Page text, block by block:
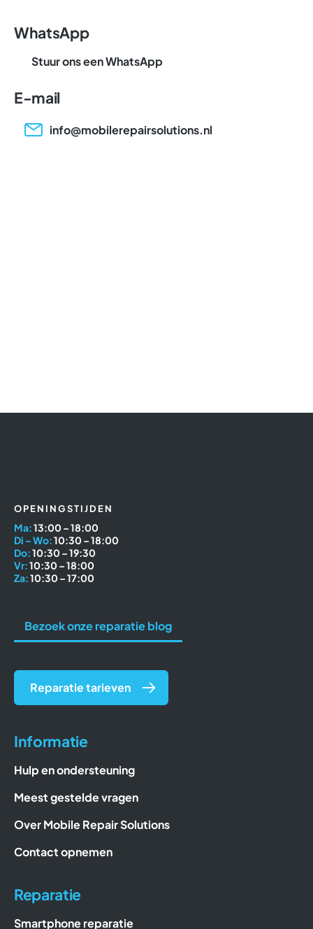
WhatsApp
Stuur ons een WhatsApp
E-mail
info@mobilerepairsolutions.nl
OPENINGSTIJDEN
Ma:13:00 – 18:00
Di – Wo:10:30 – 18:00
Do:10:30 – 19:30
Vr:10:30 – 18:00
Za:10:30 – 17:00
Informatie
Hulp en ondersteuning
Meest gestelde vragen
Over Mobile Repair Solutions
Contact opnemen
Reparatie
Smartphone reparatie
Bezoek onze reparatie blog
Reparatie tarieven